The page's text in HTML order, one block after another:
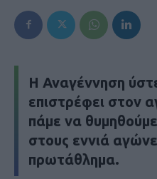
Η Αναγέννηση
επιστρέφει στον
πάμε να θυμηθούμε
στους εννιά
πρωτάθλημα.